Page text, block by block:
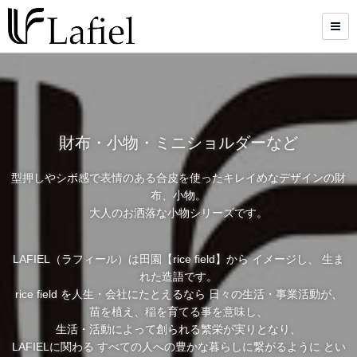
財布・小物・ミニショルダーなど
型押しやシボ感で表情のある合皮を使ったキレイめなデザインの財
布、小物。
大人のお洒落な小物シリーズです。
LAFIEL（ラフィール）は田園【rice field】から イメージし、 生ま
れた造語です。
rice field を人生・会社にたとえるなら 日々の生活・事業活動が、
苗を植え、稲を育てる事を意味し、
生活・活動によって創られる繁栄が実りとなり、
LAFIELに関わる すべての人への豊かな暮らしに繋がるように とい